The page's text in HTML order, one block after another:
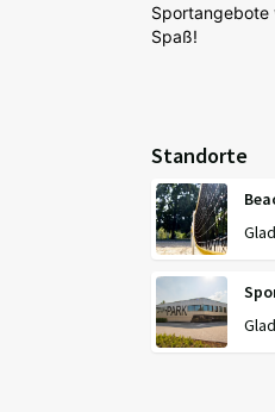
Sportangebote
Spaß!
Standorte